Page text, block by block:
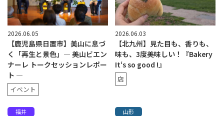
2026.06.05
【鹿児島県日置市】美山に息づ
く「再生と景色」— 美山ビエン
ナーレ トークセッションレポー
ト —
イベント
2026.06.03
【北九州】見た目も、香りも、
味も、3度美味しい！『Bakery
It‘s so good !』
店
福井 山形